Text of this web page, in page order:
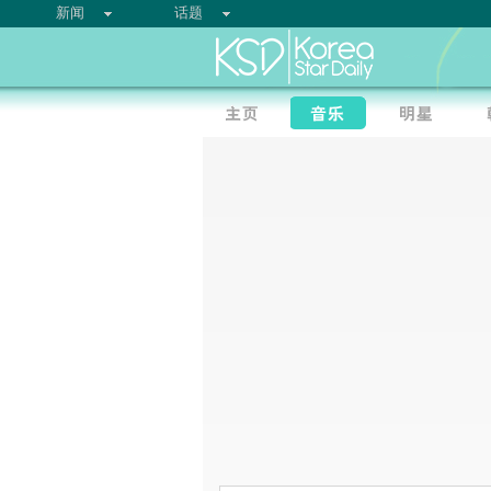
新闻 话题